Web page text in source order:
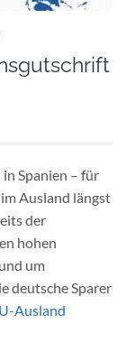
Spanien – für
Ausland längst
der
hohen
um
deutsche Sparer
Ausland